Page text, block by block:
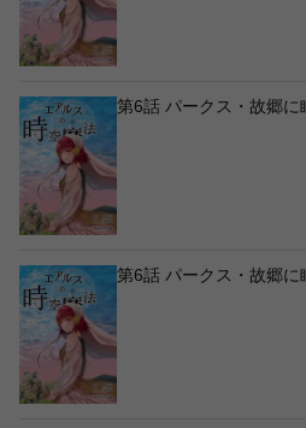
第6話 パークス・故郷に
第6話 パークス・故郷に